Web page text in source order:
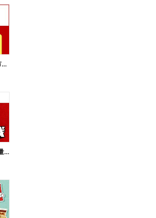
楽天ポイントカード提示で、楽天市場でのお買い物がおトクに!
【おトク】お値段そのまま!45%増量作戦!